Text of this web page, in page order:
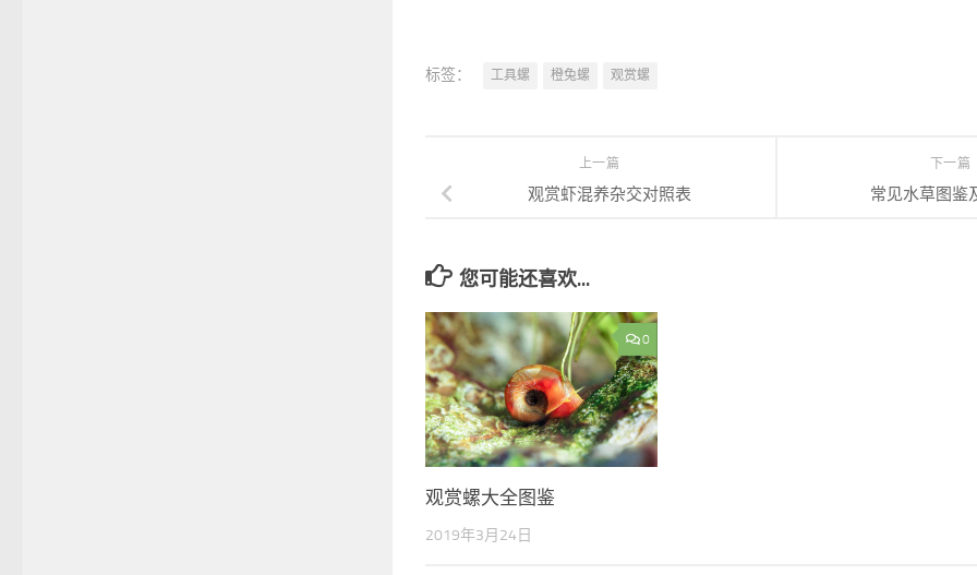
标签： 工具螺 橙兔螺 观赏螺
下一篇
常见水草图鉴
上一篇
观赏虾混养杂交对照表
您可能还喜欢...
0
观赏螺大全图鉴
2019年3月24日